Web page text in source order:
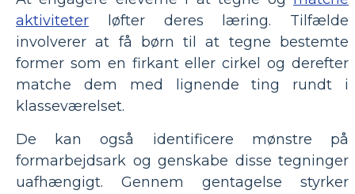
aktiviteter løfter deres læring. Tilfælde
involverer at få børn til at tegne bestemte
former som en firkant eller cirkel og derefter
matche dem med lignende ting rundt i
klasseværelset.
De kan også identificere mønstre på
formarbejdsark og genskabe disse tegninger
uafhængigt. Gennem gentagelse styrker